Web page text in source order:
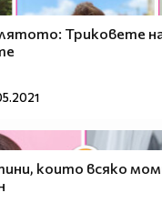
Триковете
които всяко